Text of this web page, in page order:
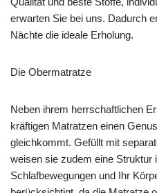
erwarten Sie bei uns. Dadurch
Nächte die ideale Erholung.
Die Obermatratze
Neben ihrem herrschaftlichen
kräftigen Matratzen einen
gleichkommt. Gefüllt mit
weisen sie zudem eine Struktur
Schlafbewegungen und Ihr